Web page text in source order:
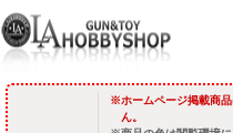
ホームページ掲載商
ん。